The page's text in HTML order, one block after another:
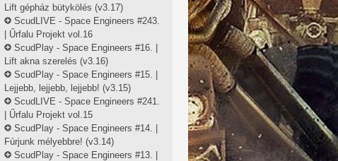
Lift gépház bütykölés (v3.17)
ScudLIVE - Space Engineers #243.
| Űrfalu Projekt vol.16
ScudPlay - Space Engineers #16. |
Lift akna szerelés (v3.16)
ScudPlay - Space Engineers #15. |
Lejjebb, lejjebb, lejjebb! (v3.15)
ScudLIVE - Space Engineers #241.
| Űrfalu Projekt vol.15
ScudPlay - Space Engineers #14. |
Fúrjunk mélyebbre! (v3.14)
ScudPlay - Space Engineers #13. |